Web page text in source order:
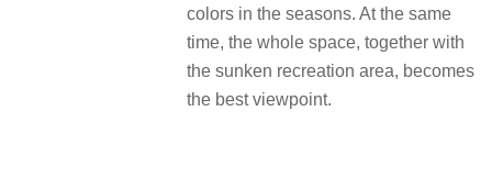
colors in the seasons. At the same
time, the whole space, together with
the sunken recreation area, becomes
the best viewpoint.